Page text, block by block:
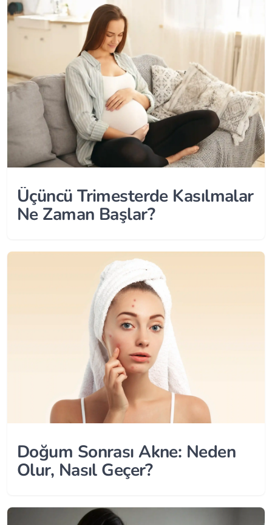
Üçüncü Trimesterde Kasılmalar
Ne Zaman Başlar?
Doğum Sonrası Akne: Neden
Olur, Nasıl Geçer?